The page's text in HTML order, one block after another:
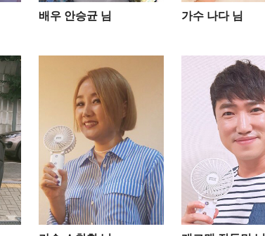
배우 안승균 님 가수 나다 님